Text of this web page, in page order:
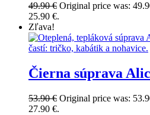
49.90€ Original price was:
25.90 €.
Zľava!
Čierna súprava
53.90€ Original price was:
27.90 €.